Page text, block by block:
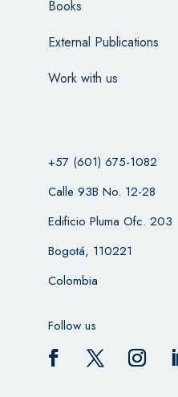
Books
External Publications
Work with us
+57 (601) 675-1082
Calle 93B No. 12-28
Edificio Pluma Ofc. 203
Bogotá, 110221
Colombia
Follow us